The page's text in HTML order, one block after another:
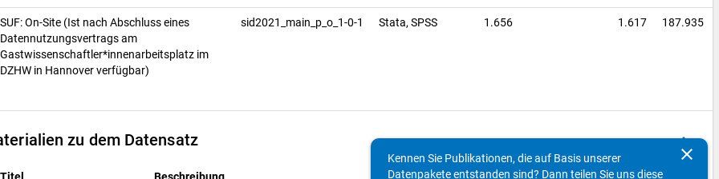
SUF: On-Site (Ist nach Abschluss eines
Datennutzungsvertrags am
Gastwissenschaftler*innenarbeitsplatz im
DZHW in Hannover verfügbar)
sid2021_main_p_o_1-0-1 Stata, SPSS 1.656 1.617 187.935
zu dem Datensatz keyboard_arrow_up
clear
Kennen Sie Publikationen, die auf Basis unserer
Datenpakete entstanden sind? Dann teilen Sie uns diese